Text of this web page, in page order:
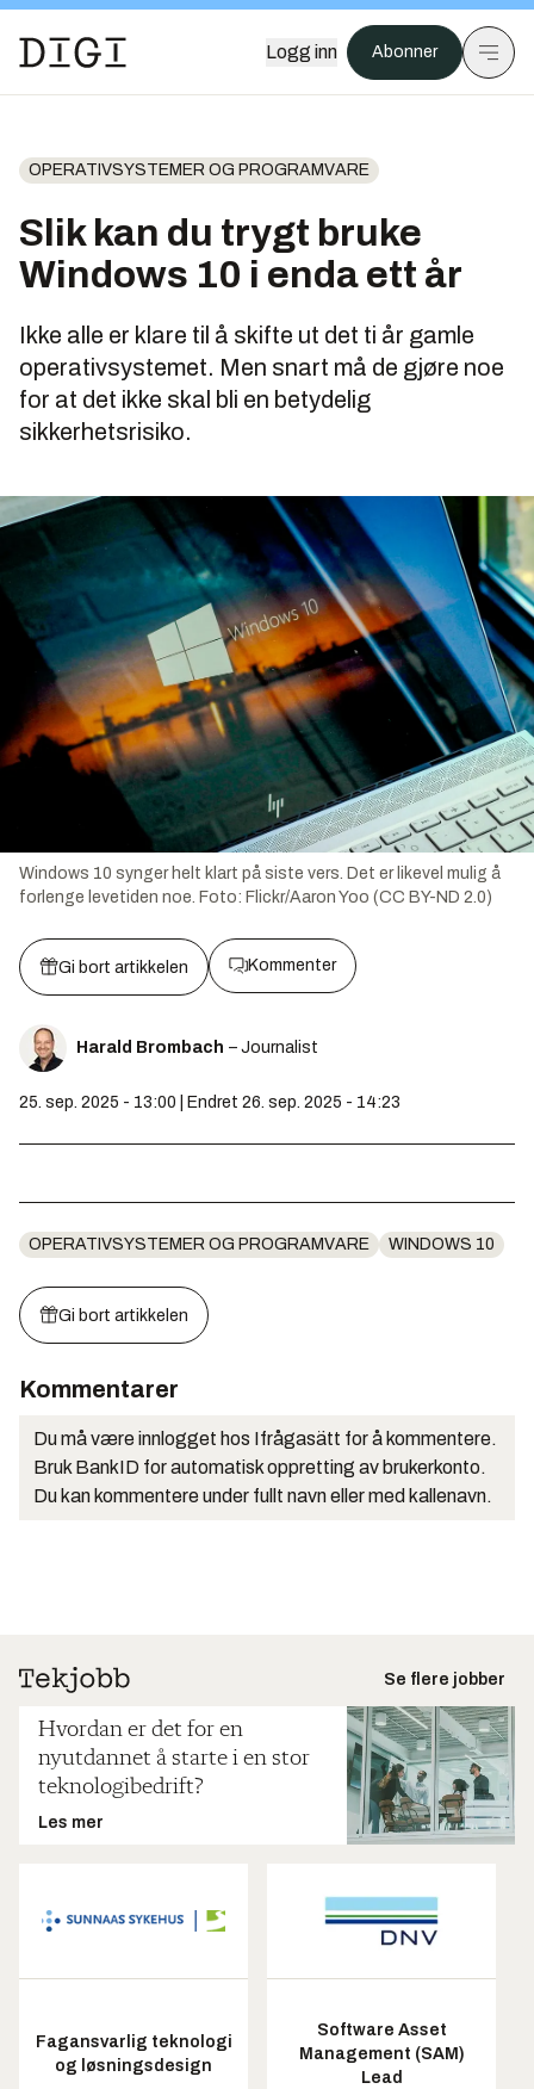
Logg inn Abonner
OPERATIVSYSTEMER OG PROGRAMVARE
Slik kan du trygt bruke
Windows 10 i enda ett år
Ikke alle er klare til å skifte ut det ti år gamle
operativsystemet. Men snart må de gjøre noe
for at det ikke skal bli en betydelig
sikkerhetsrisiko.
Windows 10 synger helt klart på siste vers. Det er likevel mulig å
forlenge levetiden noe. Foto: Flickr/Aaron Yoo (CC BY-ND 2.0)
Gi bort artikkelen Kommenter
Harald Brombach – Journalist
25. sep. 2025 - 13:00 | Endret 26. sep. 2025 - 14:23
OPERATIVSYSTEMER OG PROGRAMVARE WINDOWS 10
Gi bort artikkelen
Kommentarer
Du må være innlogget hos Ifrågasätt for å kommentere.
Bruk BankID for automatisk oppretting av brukerkonto.
Du kan kommentere under fullt navn eller med kallenavn.
Se flere jobber
Hvordan er det for en
nyutdannet å starte i en stor
teknologibedrift?
Les mer
Fagansvarlig teknologi
og løsningsdesign
Software Asset
Management (SAM)
Lead